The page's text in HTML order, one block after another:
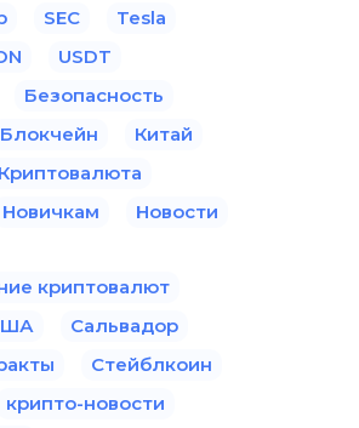
SEC
Tesla
USDT
Безопасность
Блокчейн
Китай
Криптовалюта
Новичкам
Новости
криптовалют
Сальвадор
Стейблкоин
крипто-новости